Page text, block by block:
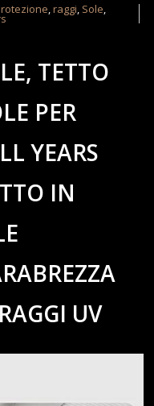
,raggi, Sole,
TETTO
PER
YEARS
IN
UV